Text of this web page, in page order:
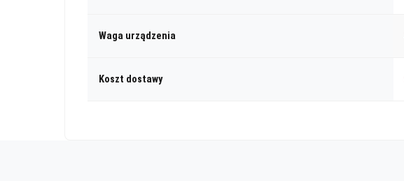
Waga urządzenia
Koszt dostawy